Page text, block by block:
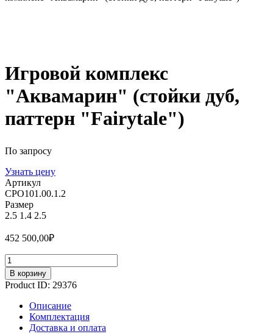
Игровой комплекс
"Аквамарин" (стойки дуб,
паттерн "Fairytale")
По запросу
Узнать цену
Артикул
СРО101.00.1.2
Размер
2.5 1.4 2.5
452 500,00₽
Количество
В корзину
Product ID: 29376
Описание
Комплектация
Доставка и оплата